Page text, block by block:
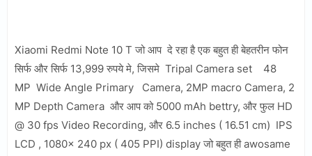
Xiaomi Redmi Note 10 T जो आप दे रहा है एक बहुत ही बेहतरीन फोन
सिर्फ और सिर्फ 13,999 रुपये मे, जिसमे Tripal Camera set 48
MP Wide Angle Primary Camera, 2MP macro Camera, 2
MP Depth Camera और आप को 5000 mAh bettry, और फुल HD
@ 30 fps Video Recording, और 6.5 inches ( 16.51 cm) IPS
LCD , 1080x 240 px ( 405 PPI) display जो बहुत ही awosame